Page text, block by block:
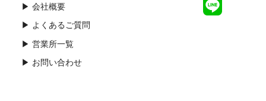
▶ 会社概要
▶ よくあるご質問
▶ 営業所一覧
▶ お問い合わせ